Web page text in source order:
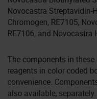
Novocastra Streptavidin-
Chromogen, RE7105,
RE7106, and Novocastra
The components in these
reagents in color coded
convenience.
also available, separately.